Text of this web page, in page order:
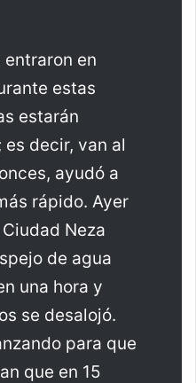
entraron en
estas
estarán
decir, van al
ayudó a
rápido. Ayer
Neza
de agua
una hora y
se desalojó.
para que
que en 15